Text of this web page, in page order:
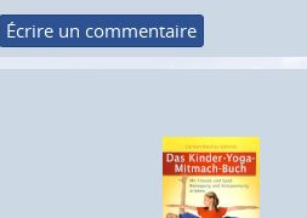
Écrire un commentaire